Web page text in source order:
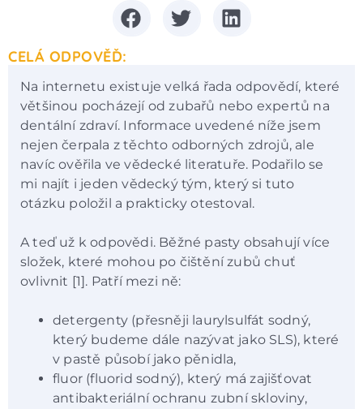
CELÁ ODPOVĚĎ:
Na internetu existuje velká řada odpovědí, které
většinou pocházejí od zubařů nebo expertů na
dentální zdraví. Informace uvedené níže jsem
nejen čerpala z těchto odborných zdrojů, ale
navíc ověřila ve vědecké literatuře. Podařilo se
mi najít i jeden vědecký tým, který si tuto
otázku položil a prakticky otestoval.
A teď už k odpovědi. Běžné pasty obsahují více
složek, které mohou po čištění zubů chuť
ovlivnit [1]. Patří mezi ně:
detergenty (přesněji laurylsulfát sodný,
který budeme dále nazývat jako SLS), které
v pastě působí jako pěnidla,
fluor (fluorid sodný), který má zajišťovat
antibakteriální ochranu zubní skloviny,